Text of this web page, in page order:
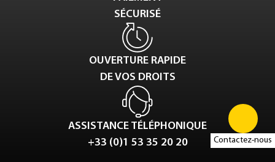
Contactez-nous
SÉCURISÉ
OUVERTURE RAPIDE
DE VOS DROITS
ASSISTANCE TÉLÉPHONIQUE
+33 (0)1 53 35 20 20